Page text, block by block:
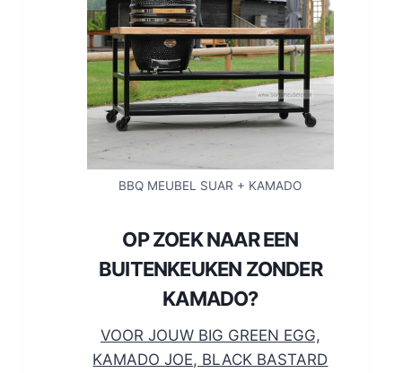
BBQ MEUBEL SUAR + KAMADO
OP ZOEK NAAR EEN
BUITENKEUKEN ZONDER
KAMADO?
VOOR JOUW BIG GREEN EGG,
KAMADO JOE, BLACK BASTARD